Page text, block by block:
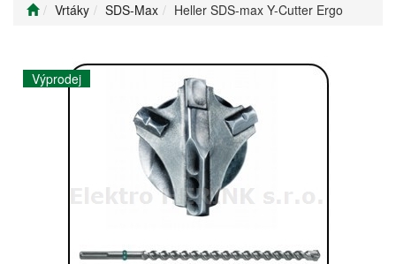
Vrtáky SDS-Max Heller SDS-max Y-Cutter Ergo
Výprodej